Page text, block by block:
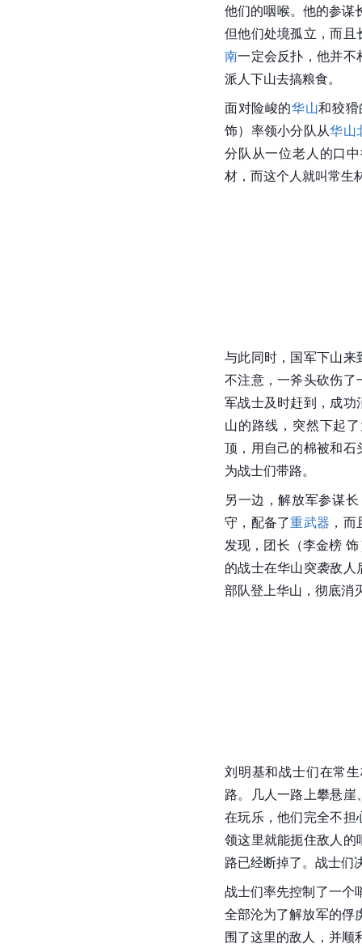
他们的咽喉。他的参谋
但他们处境孤立，而
南一定会反扑，他并不
派人下山去搞粮食。
面对险峻的华山和狡
饰）率领小分队从华山
分队从一位老人的口
材，而这个人就叫常生
与此同时，国军下山来
不注意，一斧头砍伤了
军战士及时赶到，成功
山的路线，突然下起
顶，用自己的棉被和石
为战士们带路。
另一边，解放军参谋
守，配备了重武器 ，
发现，团长（李金榜
的战士在华山突袭敌
部队登上华山，彻底消
刘明基和战士们在常
路。几人一路上攀悬
在玩乐，他们完全不担
领这里就能扼住敌人的
路已经断掉了。战士们
战士们率先控制了一个
全部沦为了解放军的俘
围了这里的敌人，并顺